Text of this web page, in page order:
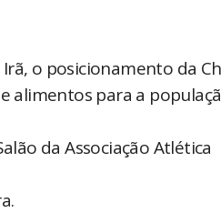
o posicionamento da
alimentos para a
da Associação Atlética